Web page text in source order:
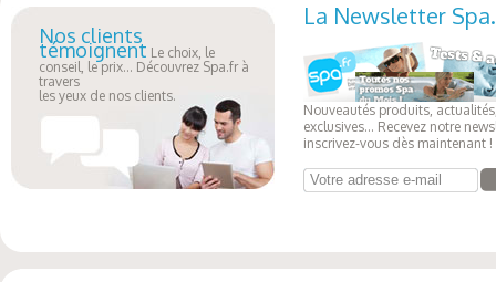
Nos clients
témoignent Le choix, le
conseil, le prix... Découvrez Spa.fr à
travers
les yeux de nos clients.
La Newsletter
Nouveautés produits,
exclusives... Recevez notre
inscrivez-vous dès maintenant !
Votre adresse e-mail